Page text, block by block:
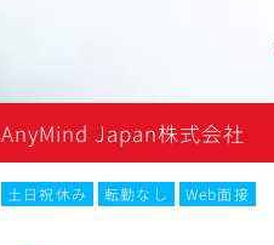
AnyMind Japan株式会社
土日祝休み 転勤なし
Web面接